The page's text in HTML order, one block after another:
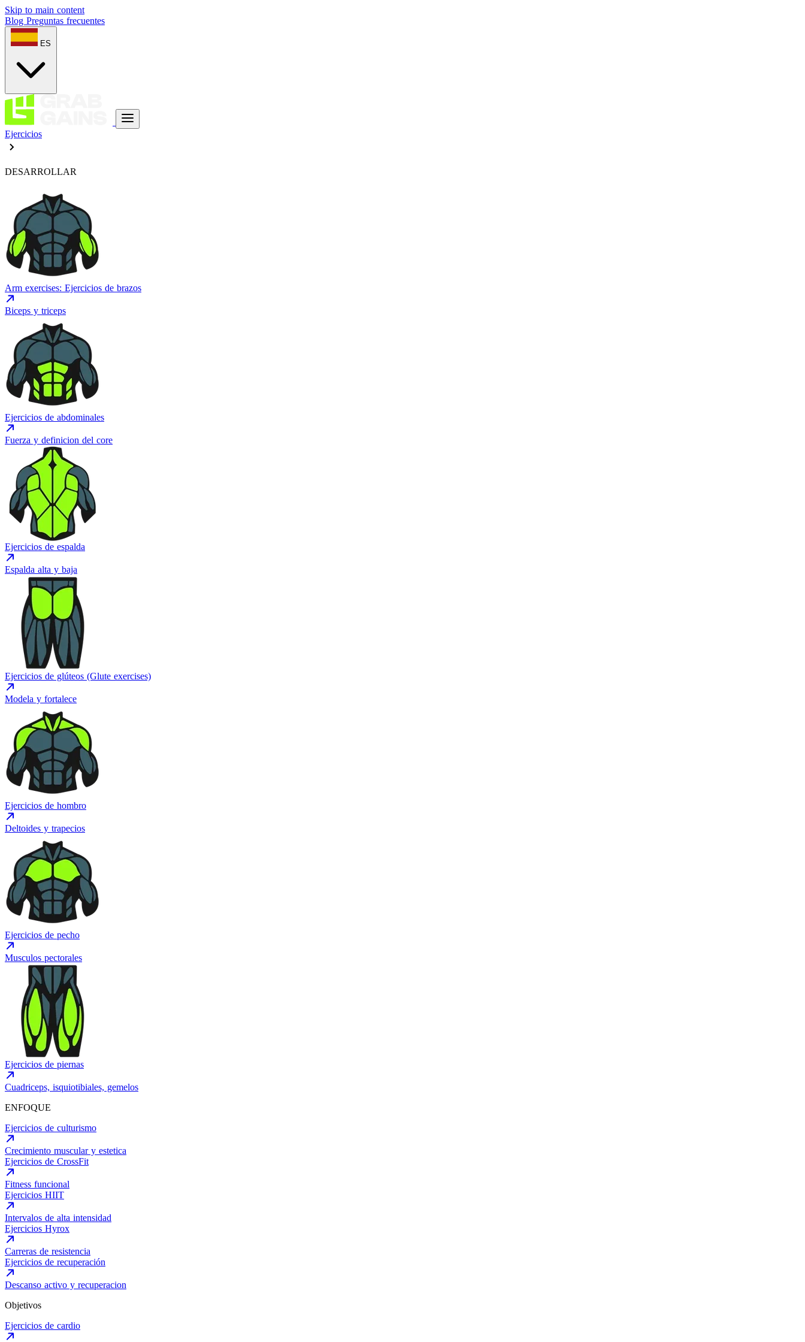
Skip to main content
Blog Preguntas frecuentes
ES
Ejercicios
DESARROLLAR
Arm exercises: Ejercicios de brazos
Biceps y triceps
Ejercicios de abdominales
Fuerza y definicion del core
Ejercicios de espalda
Espalda alta y baja
Ejercicios de glúteos (Glute exercises)
Modela y fortalece
Ejercicios de hombro
Deltoides y trapecios
Ejercicios de pecho
Musculos pectorales
Ejercicios de piernas
Cuadriceps, isquiotibiales, gemelos
ENFOQUE
Ejercicios de culturismo
Crecimiento muscular y estetica
Ejercicios de CrossFit
Fitness funcional
Ejercicios HIIT
Intervalos de alta intensidad
Ejercicios Hyrox
Carreras de resistencia
Ejercicios de recuperación
Descanso activo y recuperacion
Objetivos
Ejercicios de cardio